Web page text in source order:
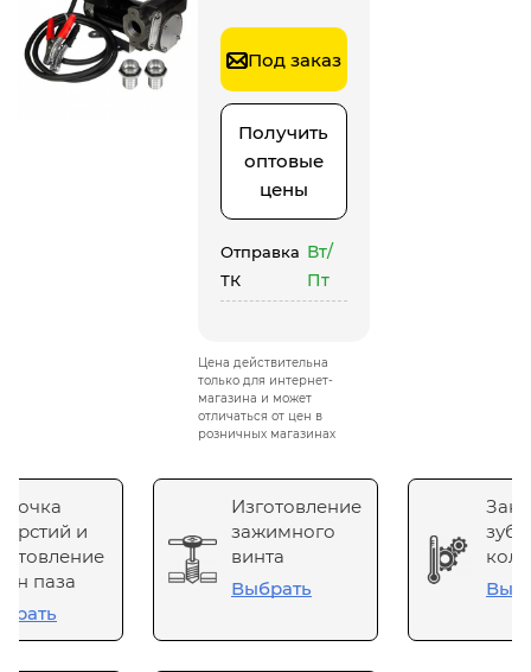
Под заказ
Получить
оптовые
цены
Отправка
ТК
Вт/
Пт
Цена действительна
только для интернет-
магазина и может
отличаться от цен в
розничных магазинах
и
паза
Изготовление
зажимного
винта
Выбрать